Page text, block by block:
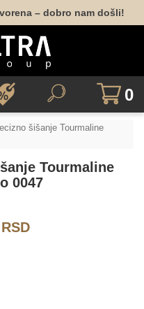
– dobro nam došli!
0
šišanje Tourmaline
Tourmaline
0047